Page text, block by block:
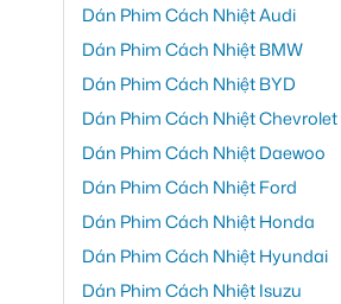
Dán Phim Cách Nhiệt Audi
Dán Phim Cách Nhiệt BMW
Dán Phim Cách Nhiệt BYD
Dán Phim Cách Nhiệt Chevrolet
Dán Phim Cách Nhiệt Daewoo
Dán Phim Cách Nhiệt Ford
Dán Phim Cách Nhiệt Honda
Dán Phim Cách Nhiệt Hyundai
Dán Phim Cách Nhiệt Isuzu